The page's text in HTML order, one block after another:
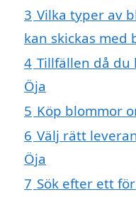
3 Vilka typer av
kan skickas med
4 Tillfällen då du
Öja
5 Köp blommor
6 Välj rätt
Öja
7 Sök efter ett